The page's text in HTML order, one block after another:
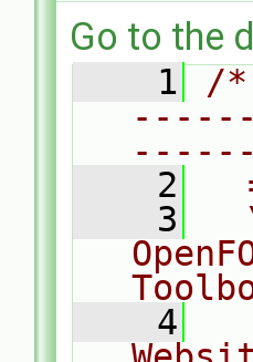
Go to the
    1
/
    2
    3
    4